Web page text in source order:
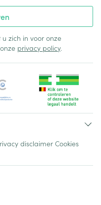
u zich in voor onze
privacy policy.
disclaimer Cookies